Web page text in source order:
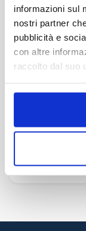
informazioni sul
nostri partner
pubblicità e
con altre
raccolto dal suo
MIASTO
SAN